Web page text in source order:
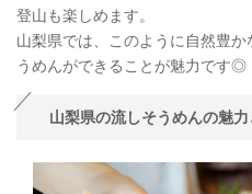
登山も楽しめます。
山梨県では、このように自然豊
うめんができることが魅力です◎
山梨県の流しそうめんの魅力